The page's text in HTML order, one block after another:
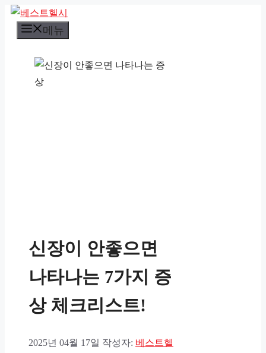
컨
메뉴
신장이 안좋으면
나타나는 7가지 증
상 체크리스트!
2025년 04월 17일 작성자: 베스트헬